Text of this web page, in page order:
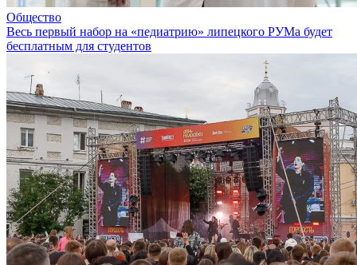
Общество
Весь первый набор на «педиатрию» липецкого РУМа будет
бесплатным для студентов